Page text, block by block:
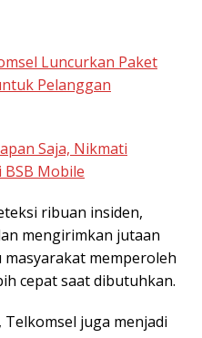
Luncurkan Paket
Pelanggan
Saja, Nikmati
Mobile
ribuan insiden,
mengirimkan jutaan
memperoleh
cepat saat dibutuhkan.
juga menjadi